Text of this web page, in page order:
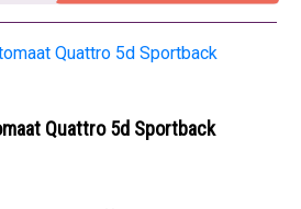
Quattro 5d Sportback